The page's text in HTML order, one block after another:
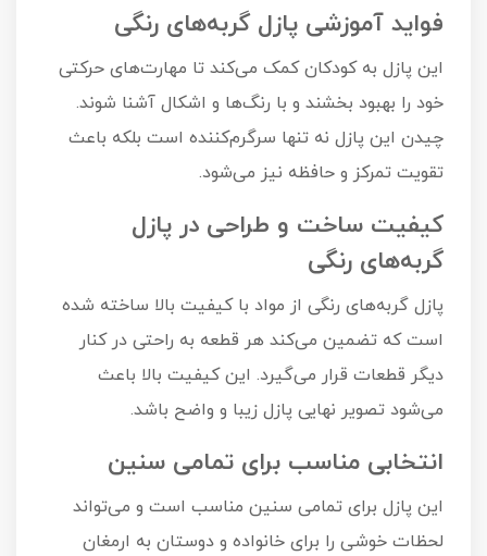
فواید آموزشی پازل گربه‌های رنگی
این پازل به کودکان کمک می‌کند تا مهارت‌های حرکتی
خود را بهبود بخشند و با رنگ‌ها و اشکال آشنا شوند.
چیدن این پازل نه تنها سرگرم‌کننده است بلکه باعث
تقویت تمرکز و حافظه نیز می‌شود.
کیفیت ساخت و طراحی در پازل
گربه‌های رنگی
پازل گربه‌های رنگی از مواد با کیفیت بالا ساخته شده
است که تضمین می‌کند هر قطعه به راحتی در کنار
دیگر قطعات قرار می‌گیرد. این کیفیت بالا باعث
می‌شود تصویر نهایی پازل زیبا و واضح باشد.
انتخابی مناسب برای تمامی سنین
این پازل برای تمامی سنین مناسب است و می‌تواند
لحظات خوشی را برای خانواده و دوستان به ارمغان